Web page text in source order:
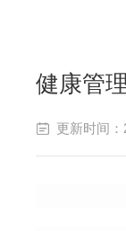
健康管
更新时间